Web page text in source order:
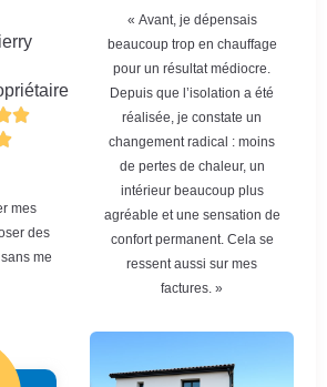
mes
des
me
« Avant, je dépensais
beaucoup trop en chauffage
pour un résultat médiocre.
Depuis que l’isolation a été
réalisée, je constate un
changement radical : moins
de pertes de chaleur, un
intérieur beaucoup plus
agréable et une sensation de
confort permanent. Cela se
ressent aussi sur mes
factures. »